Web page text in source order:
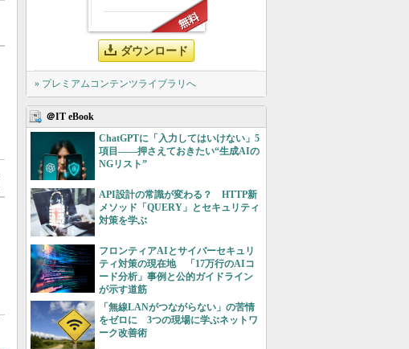
ダウンロード
» プレミアムコンテンツライブラリへ
＠IT eBook
ChatGPTに「入力してはいけない」5
項目――押さえておきたい“生成AIの
NGリスト”
API設計の常識が変わる？ HTTP新
メソッド「QUERY」とセキュリティ
対策を学ぶ
フロンティアAIとサイバーセキュリ
ティ対策の現在地 「17万行のAIコ
ード分析」事例と公的ガイドライン
が示す道筋
「無線LANがつながらない」の苦情
をゼロに 3つの現場に学ぶネットワ
ーク改善術